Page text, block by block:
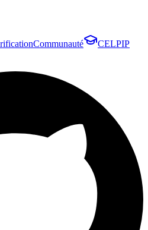
Communauté CELPIP